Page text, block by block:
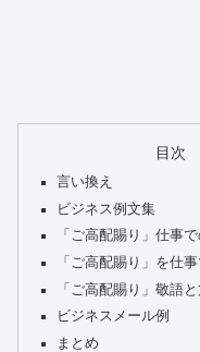
目次
言い換え
ビジネス例文集
「ご高配賜り」仕事
「ご高配賜り」を仕
「ご高配賜り」敬語
ビジネスメール例
まとめ